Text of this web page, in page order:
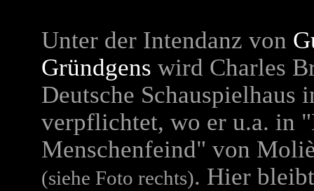
Unter der Intendanz von
Gründgens wird Charles
Deutsche Schauspielhaus
verpflichtet, wo er u.a. in
Menschenfeind" von
(siehe Foto rechts). Hier